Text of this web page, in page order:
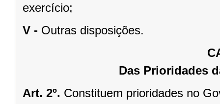
exercício;
V - Outras disposições.
Das Prioridades
Art. 2º. Constituem prioridades no